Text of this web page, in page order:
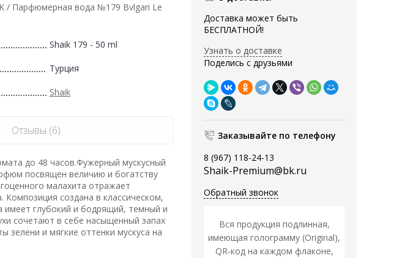
Доставка может быть
БЕСПЛАТНОЙ!
Узнать о доставке
Поделись с друзьями
Заказывайте по телефону
8 (967) 118-24-13
Shaik-Premium@bk.ru
Обратный звонок
Вся продукция подлинная,
имеющая голограмму (Original),
QR-код на каждом флаконе,
/ Парфюмерная вода №179 Bvlgari Le
Shaik 179 - 50 ml
Турция
Shaik
Отзывы (6)
до 48 часов.Фужерный мускусный
посвящен величию и богатству
малахита отражает
создана в классическом,
глубокий и бодрящий, темный и
сочетают в себе насыщенный запах
зелени и мягкие оттенки мускуса на